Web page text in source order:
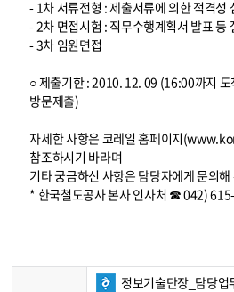
- 1차 서류전형 : 제출서류에 의한 적격성
- 2차 면접시험 : 직무수행계획서 발표 등
- 3차 임원면접
○ 제출기한 : 2010. 12. 09 (16:00까지 도
방문제출)
자세한 사항은 코레일 홈페이지
참조하시기 바라며
기타 궁금하신 사항은 담당자에게 문의
* 한국철도공사 본사 인사처 ☎ 042)
정보기술단장_담당